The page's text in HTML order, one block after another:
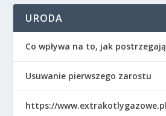
URODA
Co wpływa na to, jak
Usuwanie pierwszego zarostu
https://